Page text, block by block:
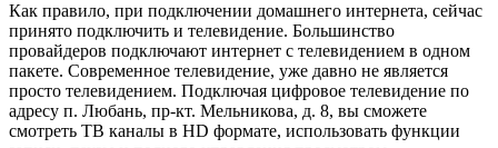
Как правило, при подключении домашнего интернета, сейчас
принято подключить и телевидение. Большинство
провайдеров подключают интернет с телевидением в одном
пакете. Современное телевидение, уже давно не является
просто телевидением. Подключая цифровое телевидение по
адресу п. Любань, пр-кт. Мельникова, д. 8, вы сможете
смотреть ТВ каналы в HD формате, использовать функции